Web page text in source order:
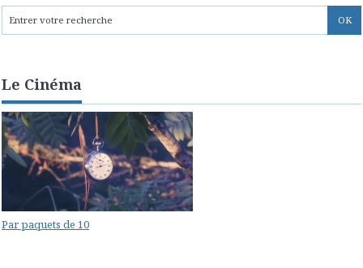
Le Cinéma
Par paquets de 10